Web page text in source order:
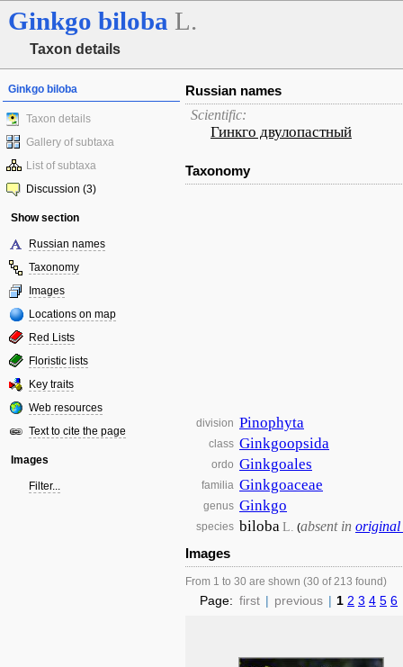
Ginkgo biloba L.
Taxon details
Ginkgo biloba
Taxon details
Gallery of subtaxa
List of subtaxa
Discussion (3)
Show section
Russian names
Taxonomy
Images
Locations on map
Red Lists
Floristic lists
Key traits
Web resources
Text to cite the page
Images
Filter...
Russian names
Scientific:
Гинкго двулопастный
Taxonomy
division Pinophyta
class Ginkgoopsida
ordo Ginkgoales
familia Ginkgoaceae
genus Ginkgo
species bilobaL. (absent in original
Images
From 1 to 30 are shown (30 of 213 found)
Page: first | previous | 1 2 3 4 5 6